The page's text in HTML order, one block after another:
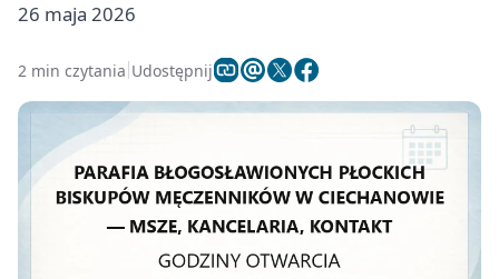
26 maja 2026
2 min czytania Udostępnij